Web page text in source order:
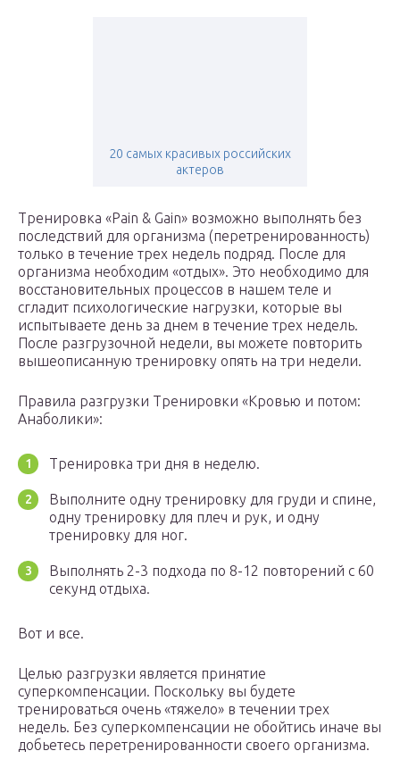
20 самых красивых российских
актеров
Тренировка «Pain & Gain» возможно выполнять без
последствий для организма (перетренированность)
только в течение трех недель подряд. После для
организма необходим «отдых». Это необходимо для
восстановительных процессов в нашем теле и
сгладит психологические нагрузки, которые вы
испытываете день за днем в течение трех недель.
После разгрузочной недели, вы можете повторить
вышеописанную тренировку опять на три недели.
Правила разгрузки Тренировки «Кровью и потом:
Анаболики»:
Тренировка три дня в неделю.
Выполните одну тренировку для груди и спине,
одну тренировку для плеч и рук, и одну
тренировку для ног.
Выполнять 2-3 подхода по 8-12 повторений с 60
секунд отдыха.
Вот и все.
Целью разгрузки является принятие
суперкомпенсации. Поскольку вы будете
тренироваться очень «тяжело» в течении трех
недель. Без суперкомпенсации не обойтись иначе вы
добьетесь перетренированности своего организма.